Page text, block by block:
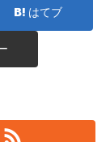
はてブ